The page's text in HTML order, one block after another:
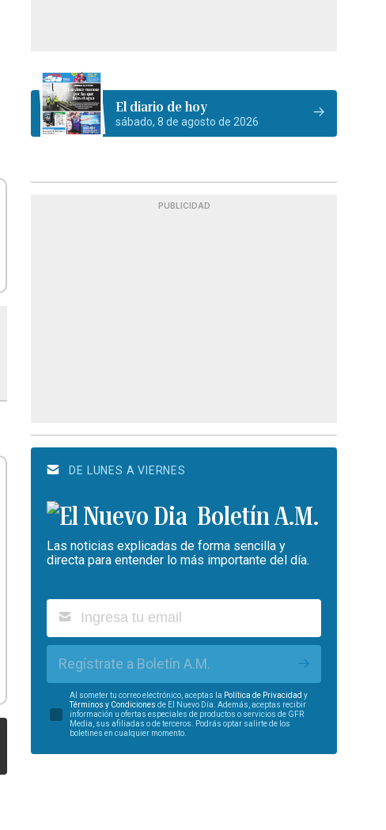
El diario de hoy
sábado, 8 de agosto de 2026
PUBLICIDAD
DE LUNES A VIERNES
Boletín A.M.
Las noticias explicadas de forma sencilla y
directa para entender lo más importante del día.
Regístrate a Boletín A.M.
Al someter tu correo electrónico, aceptas la Política de Privacidad y
Términos y Condiciones de El Nuevo Día. Además, aceptas recibir
información u ofertas especiales de productos o servicios de GFR
Media, sus afiliadas o de terceros. Podrás optar salirte de los
boletines en cualquier momento.